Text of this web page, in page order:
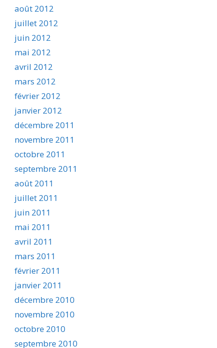
août 2012
juillet 2012
juin 2012
mai 2012
avril 2012
mars 2012
février 2012
janvier 2012
décembre 2011
novembre 2011
octobre 2011
septembre 2011
août 2011
juillet 2011
juin 2011
mai 2011
avril 2011
mars 2011
février 2011
janvier 2011
décembre 2010
novembre 2010
octobre 2010
septembre 2010